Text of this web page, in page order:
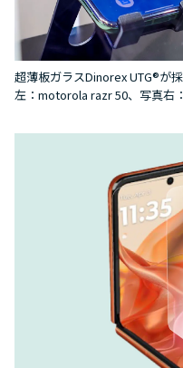
超薄板ガラスDinorex UTG®が
左：motorola razr 50、写真右：